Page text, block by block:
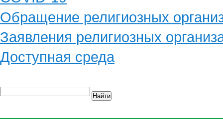
Обращение религиозных
Заявления религиозных
Доступная среда
Найти